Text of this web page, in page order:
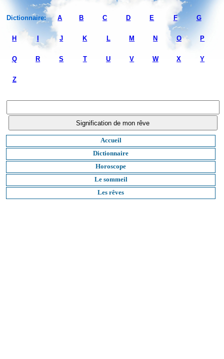
Dictionnaire: A B C D E F G
H J K L M N O P
Q R S T U V W X Y
Z
Accueil
Dictionnaire
Horoscope
Le sommeil
Les rêves